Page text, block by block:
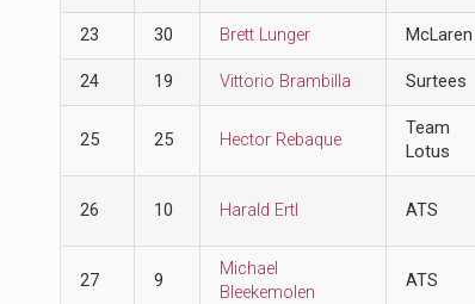
23 30 Brett Lunger McLaren
24 19 Vittorio Brambilla Surtees
25 25 Hector Rebaque
Team
Lotus
26 10 Harald Ertl ATS
27 9
Michael
Bleekemolen
ATS